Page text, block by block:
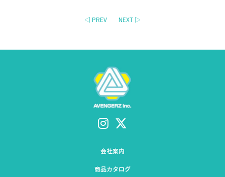
◁ PREV NEXT ▷
会社案内
商品カタログ